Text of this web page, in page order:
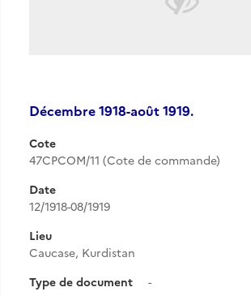
Décembre 1918-août 1919.
Cote
47CPCOM/11 (Cote de commande)
Date
12/1918-08/1919
Lieu
Caucase, Kurdistan
Type de document
-